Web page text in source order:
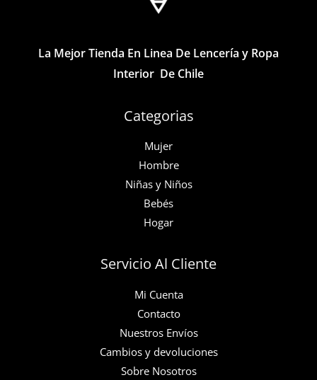
página
página
de
La Mejor Tienda En Linea De Lencería y Ropa
Interior De Chile
Categorias
Mujer
Hombre
Niñas y Niños
Bebés
Hogar
Servicio Al Cliente
Mi Cuenta
Contacto
Nuestros Envíos
Cambios y devoluciones
Sobre Nosotros